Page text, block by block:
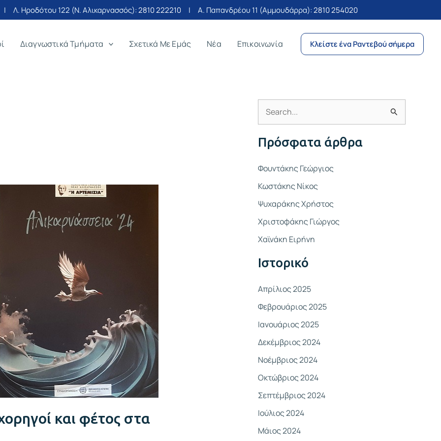
| Λ. Ηροδότου 122 (Ν. Αλικαρνασσός):2810 222210 | Α. Παπανδρέου 11 (Αμμουδάρρα):2810 254020
Διαγνωστικά Τμήματα Σχετικά Με Εμάς Νέα Επικοινωνία Κλείστε ένα Ραντεβού σήμερα
και φέτος στα
α
τ
η
σ
η
α
:
Πρόσφατα άρθρα
Φουντάκης Γεώργιος
Κωστάκης Νίκος
Ψυχαράκης Χρήστος
Χριστοφάκης Γιώργος
Χαϊνάκη Ειρήνη
Ιστορικό
Απρίλιος 2025
Φεβρουάριος 2025
Ιανουάριος 2025
Δεκέμβριος 2024
Νοέμβριος 2024
Οκτώβριος 2024
Σεπτέμβριος 2024
Ιούλιος 2024
Μάιος 2024